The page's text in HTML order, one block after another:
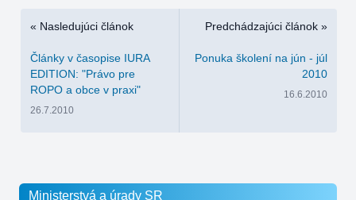
Ministerstvá a úrady SR
« Nasledujúci článok
Články v časopise IURA
EDITION: "Právo pre
ROPO a obce v praxi"
26.7.2010
Predchádzajúci článok »
Ponuka školení na jún - júl
2010
16.6.2010